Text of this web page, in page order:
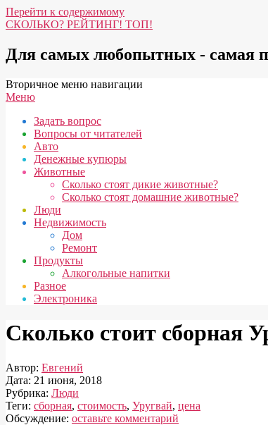
Перейти к содержимому
СКОЛЬКО? РЕЙТИНГ! ТОП!
Для самых любопытных - самая
Вторичное меню навигации
Меню
Задать вопрос
Вопросы от читателей
Авто
Денежные купюры
Животные
Сколько стоят дикие животные?
Сколько стоят домашние животные?
Люди
Недвижимость
Дом
Ремонт
Продукты
Алкогольные напитки
Разное
Электроника
Сколько стоит сборная
Автор: Евгений
Дата: 21 июня, 2018
Рубрика: Люди
Теги: сборная, стоимость, Уругвай, цена
Обсуждение: оставьте комментарий